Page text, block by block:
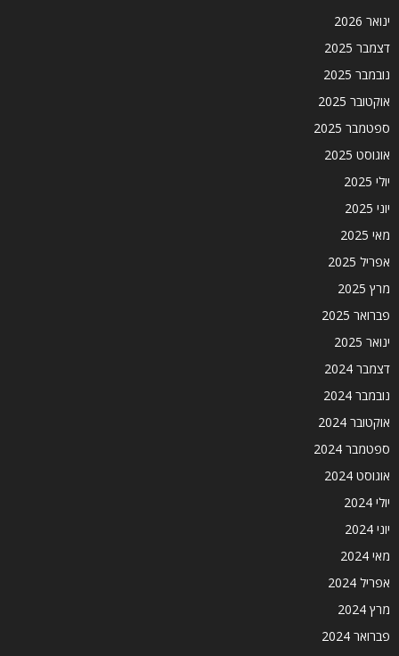
ינואר 2026
דצמבר 2025
נובמבר 2025
אוקטובר 2025
ספטמבר 2025
אוגוסט 2025
יולי 2025
יוני 2025
מאי 2025
אפריל 2025
מרץ 2025
פברואר 2025
ינואר 2025
דצמבר 2024
נובמבר 2024
אוקטובר 2024
ספטמבר 2024
אוגוסט 2024
יולי 2024
יוני 2024
מאי 2024
אפריל 2024
מרץ 2024
פברואר 2024